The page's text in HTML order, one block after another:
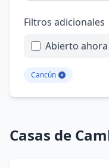
Filtros adicionales
Abierto ahora
Cancún
Casas de